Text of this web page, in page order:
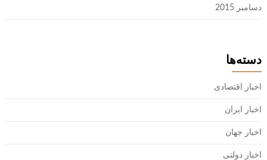
دسامبر 2015
دسته‌ها
اخبار اقتصادی
اخبار ایران
اخبار جهان
اخبار دولتی